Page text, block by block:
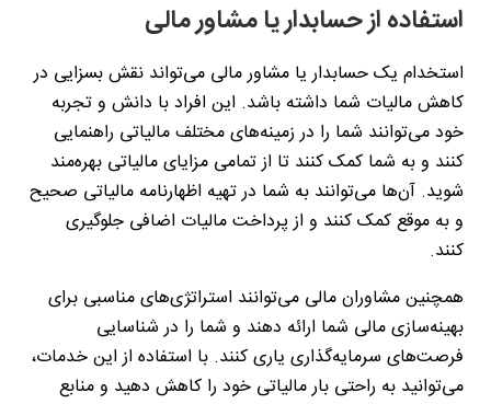
استفاده از حسابدار یا مشاور مالی
استخدام یک حسابدار یا مشاور مالی می‌تواند نقش بسزایی در
کاهش مالیات شما داشته باشد. این افراد با دانش و تجربه
خود می‌توانند شما را در زمینه‌های مختلف مالیاتی راهنمایی
کنند و به شما کمک کنند تا از تمامی مزایای مالیاتی بهره‌مند
شوید. آن‌ها می‌توانند به شما در تهیه اظهارنامه مالیاتی صحیح
و به موقع کمک کنند و از پرداخت مالیات اضافی جلوگیری
کنند.
همچنین مشاوران مالی می‌توانند استراتژی‌های مناسبی برای
بهینه‌سازی مالی شما ارائه دهند و شما را در شناسایی
فرصت‌های سرمایه‌گذاری یاری کنند. با استفاده از این خدمات،
می‌توانید به راحتی بار مالیاتی خود را کاهش دهید و منابع